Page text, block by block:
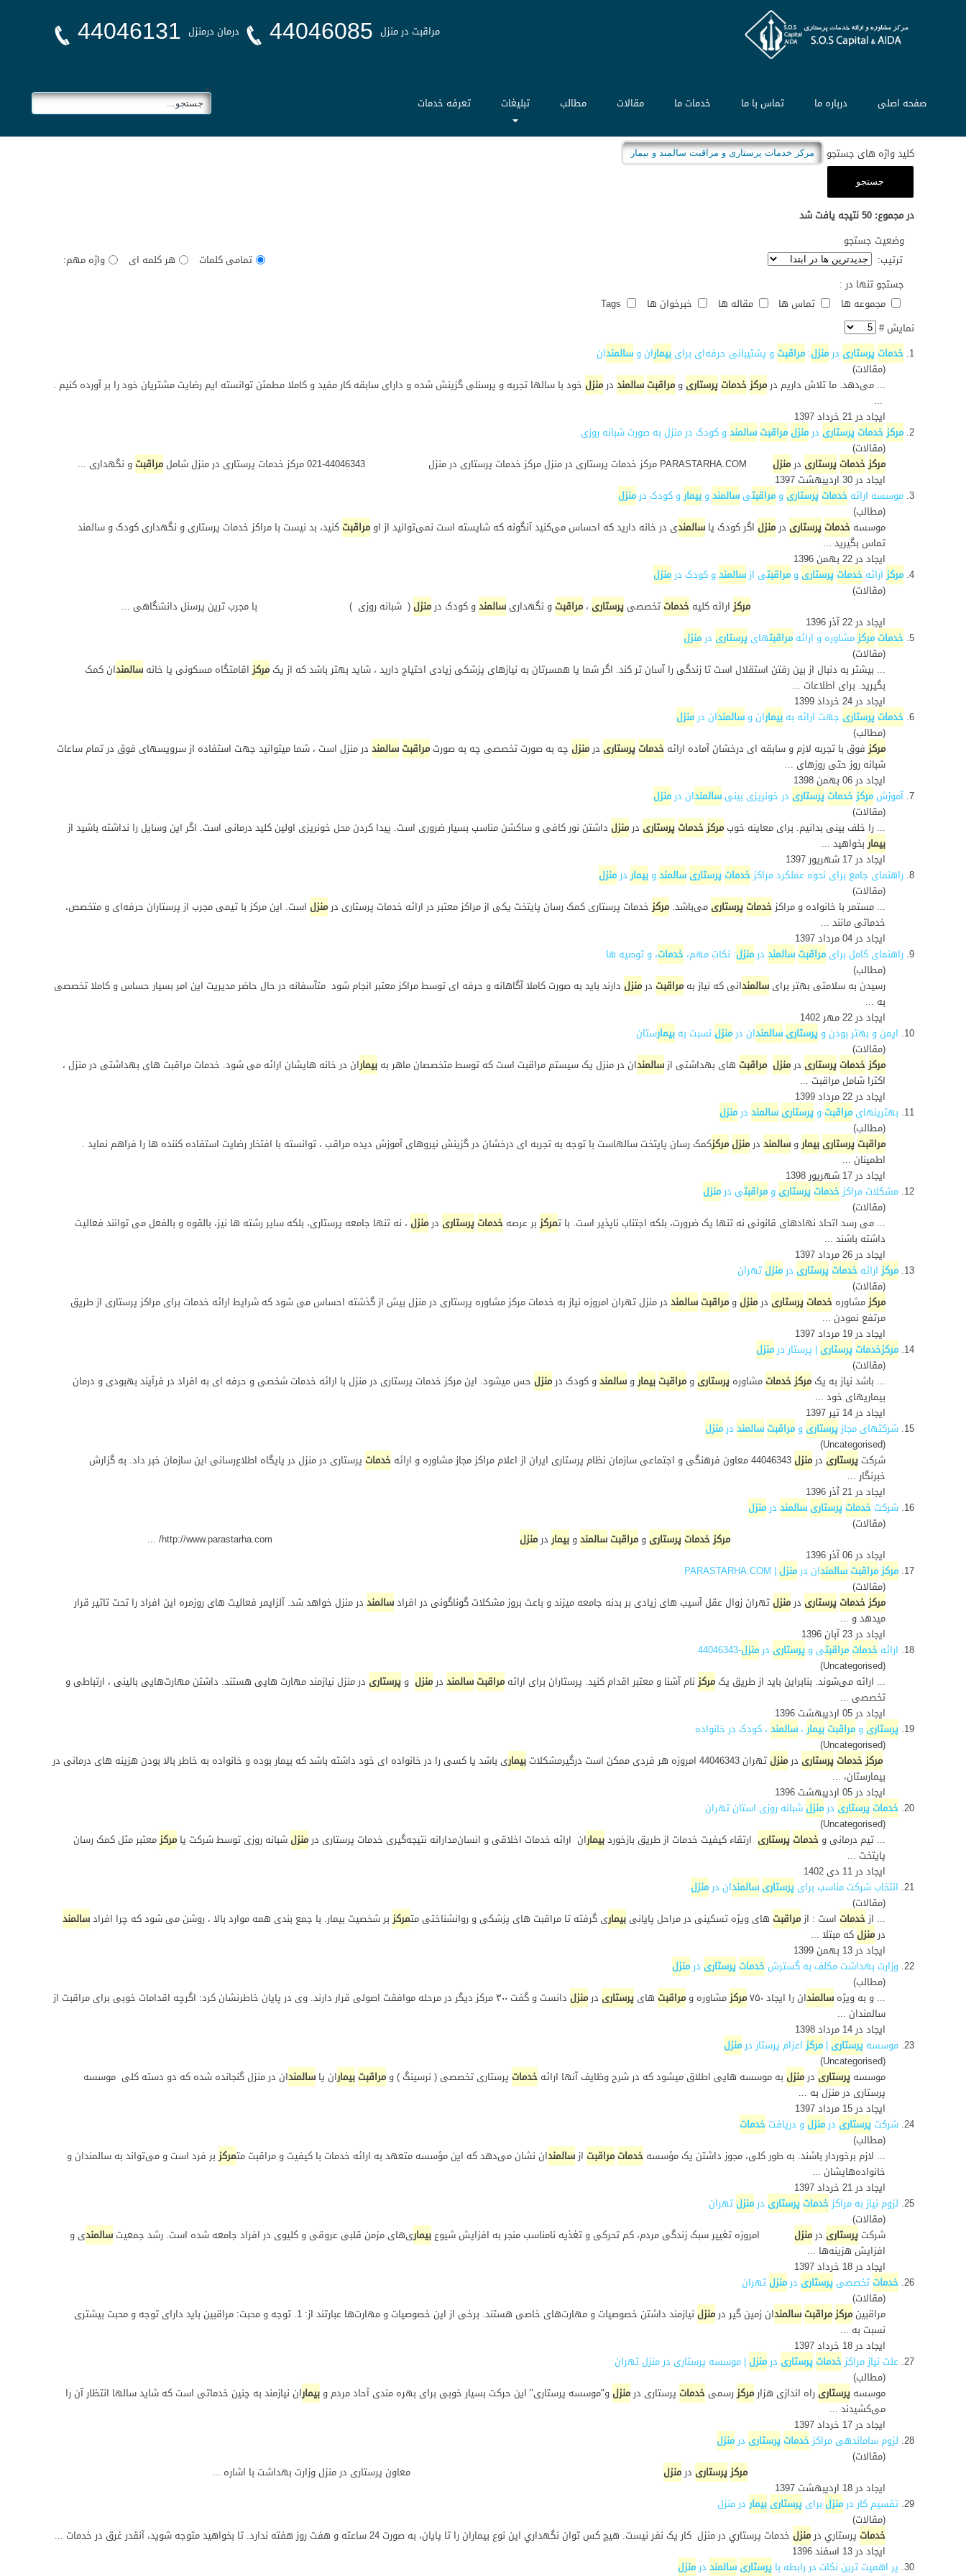
مراقبت در منزل 44046085 درمان درمنزل 44046131
0
صفحه اصلی درباره ما تماس با ما خدمات ما مقالات مطالب تبلیغات تعرفه خدمات
کلید واژه های جستجو
جستجو
در مجموع:50نتیجه یافت شد
وضعیت جستجو
تمامی کلمات
هر کلمه ای واژه مهم:
ترتیب:
جستجو تنها در :
مقاله ها
نمایش #
1. خدماتپرستاری درمنزل:مراقبتو پشتیبانی حرفه‌ای برایبیماران وسالمندان
(مقالات)
... می‌دهد. ما تلاش داریم درمرکزخدمات پرستاری ومراقبت سالمند درمنزل خود با سالها تجربه و پرسنلی گزینش شده و دارای سابقه کار مفید و کاملا مطمئن توانسته ایم رضایت مشتریان خود را بر آورده کنیم .
...
ایجاد در 21 خرداد 1397
2. مرکزخدماتپرستاری درمنزلمراقبتسالمندو کودک در منزل به صورت شبانه روزی
(مقالات)
مرکزخدمات پرستاری درمنزل مراقبت و نگهداری ...
ایجاد در 30 ارديبهشت 1397
3. موسسه ارائهخدماتپرستاریومراقبتیسالمندوبیمارو کودک درمنزل
(مطالب)
موسسهخدمات پرستاری درمنزل اگر کودک یاسالمندی در خانه دارید که احساس می‌کنید آنگونه که شایسته است نمی‌توانید از اومراقبت کنید، بد نیست با مراکز خدمات پرستاری و نگهداری کودک و سالمند
تماس بگیرید ...
ایجاد در 22 بهمن 1396
4. مرکزارائهخدماتپرستاریومراقبتی ازسالمندو کودک درمنزل
(مقالات)
مرکزارائه کلیهخدمات تخصصیپرستاری ،مراقبت و نگهداریسالمندو کودک درمنزل( شبانه روزی ) با مجرب ترین پرسنل دانشگاهی ...
ایجاد در 22 آذر 1396
5. خدماتمرکزمشاوره و ارائهمراقبتهایپرستاری درمنزل
(مقالات)
... بیشتر به دنبال از بین رفتن استقلال است تا زندگی را آسان تر کند. اگر شما یا همسرتان به نیازهای پزشکی زیادی احتیاج دارید ، شاید بهتر باشد که از یکمرکزاقامتگاه مسکونی یا خانهسالمندان کمک
بگیرید. برای اطلاعات ...
ایجاد در 24 خرداد 1399
6. خدماتپرستاری جهت ارائه بهبیماران وسالمندان درمنزل
(مطالب)
مرکزفوق با تجربه لازم و سابقه ای درخشان آماده ارائهخدمات پرستاری درمنزل چه به صورت تخصصی چه به صورتمراقبت سالمند در منزل است ، شما میتوانید جهت استفاده از سرویسهای فوق در تمام ساعات
شبانه روز حتی روزهای ...
ایجاد در 06 بهمن 1398
7. آموزشمرکزخدماتپرستاری در خونریزی بینیسالمندان درمنزل
(مقالات)
... را خلف بینی بدانیم. برای معاینه خوبمرکزخدمات پرستاری درمنزل داشتن نور کافی و ساکشن مناسب بسیار ضروری است. پیدا کردن محل خونریزی اولین کلید درمانی است. اگر این وسایل را نداشته باشید از
بیماربخواهید ...
ایجاد در 17 شهریور 1397
8. راهنمای جامع برای نحوه عملکرد مراکزخدماتپرستاریسالمندوبیماردرمنزل
(مقالات)
... مستمر با خانواده و مراکزخدمات پرستاری می‌باشد.مرکزخدمات پرستاری کمک رسان پایتخت یکی از مراکز معتبر در ارائه خدمات پرستاری درمنزل است. این مرکز با تیمی مجرب از پرستاران حرفه‌ای و متخصص،
خدماتی مانند ...
ایجاد در 04 مرداد 1397
9. راهنمای کامل برایمراقبتسالمند درمنزل: نکات مهم،خدمات، و توصیه ها
(مطالب)
رسیدن به سلامتی بهتر برایسالمندانی که نیاز بهمراقبت درمنزل دارند باید به صورت کاملا آگاهانه و حرفه ای توسط مراکز معتبر انجام شود متآسفانه در حال حاضر مدیریت این امر بسیار حساس و کاملا تخصصی
به ...
ایجاد در 22 مهر 1402
10. ایمن و بهتر بودن وپرستاریسالمندان درمنزل نسبت بهبیمارستان
(مقالات)
مرکزخدمات پرستاری درمنزل مراقبت های بهداشتی ازسالمندان در منزل یک سیستم مراقبت است که توسط متخصصان ماهر بهبیماران در خانه هایشان ارائه می شود. خدمات مراقبت های بهداشتی در منزل ،
اکثرا شامل مراقبت ...
ایجاد در 22 مرداد 1399
11. بهترینهایمراقبتوپرستاریسالمند درمنزل
(مطالب)
مراقبت پرستاری بیماروسالمند درمنزلمرکزکمک رسان پایتخت سالهاست با توجه به تجربه ای درخشان در گزینش نیروهای آموزش دیده مراقب ، توانسته با افتخار رضایت استفاده کننده ها را فراهم نماید .
اطمینان ...
ایجاد در 17 شهریور 1398
12. مشکلات مراکزخدماتپرستاریومراقبتی درمنزل
(مقالات)
... می رسد اتحاد نهادهای قانونی نه تنها یک ضرورت، بلکه اجتناب ناپذیر است. با تمرکزبر عرصهخدمات پرستاری درمنزل ، نه تنها جامعه پرستاری، بلکه سایر رشته ها نیز، بالقوه و بالفعل می توانند فعالیت
داشته باشند ...
ایجاد در 26 مرداد 1397
13. مرکزارائهخدماتپرستاری درمنزلتهران
(مقالات)
مرکزمشاورهخدمات پرستاری درمنزلومراقبت سالمند در منزل تهران امروزه نیاز به خدمات مرکز مشاوره پرستاری در منزل بیش از گذشته احساس می شود که شرایط ارائه خدمات برای مراکز پرستاری از طریق
مرتفع نمودن ...
ایجاد در 19 مرداد 1397
14. مرکزخدماتپرستاری| پرستار درمنزل
(مقالات)
... باشد نیاز به یکمرکزخدمات مشاورهپرستاری ومراقبت بیماروسالمندو کودک درمنزل حس میشود. این مرکز خدمات پرستاری در منزل با ارائه خدمات شخصی و حرفه ای به افراد در فرآیند بهبودی و درمان
بیماریهای خود ...
ایجاد در 14 تیر 1397
15. شرکتهای مجازپرستاریومراقبتسالمند درمنزل
(Uncategorised)
شرکتپرستاری درمنزل44046343 معاون فرهنگی و اجتماعی سازمان نظام پرستاری ایران از اعلام مراكز مجاز مشاوره و ارائه خدمات پرستاری در منزل در پایگاه اطلاع‌رسانی این سازمان خبر داد. به گزارش
خبرنگار ...
ایجاد در 21 آذر 1396
16. شرکتخدماتپرستاریسالمند درمنزل
(مقالات)
مرکزخدمات پرستاری ومراقبت سالمندوبیماردرمنزل
ایجاد در 06 آذر 1396
17. مرکزمراقبتسالمندان درمنزل| PARASTARHA.COM
(مقالات)
مرکزخدمات پرستاری درمنزلتهران زوال عقل آسیب های زیادی بر بدنه جامعه میزند و باعث بروز مشکلات گوناگونی در افرادسالمند در منزل خواهد شد. آلزایمر فعالیت های روزمره این افراد را تحت تاثیر قرار
میدهد و ...
ایجاد در 23 آبان 1396
18. ارائهخدماتمراقبتی وپرستاری درمنزل-44046343
(Uncategorised)
... ارائه می‌شوند. بنابراین باید از طریق یکمرکزنام آشنا و معتبر اقدام کنید. پرستاران برای ارائهمراقبت سالمند درمنزل وپرستاری در منزل نیازمند مهارت هایی هستند. داشتن مهارت‌هایی بالینی ، ارتباطی و
تخصصی ...
ایجاد در 05 ارديبهشت 1396
19. پرستاریومراقبتبیمار،سالمند ، کودک در خانواده
(Uncategorised)
مرکزخدمات پرستاری درمنزلتهران 44046343 امروزه هر فردی ممکن است درگیرمشکلات بیماری باشد یا کسی را در خانواده ای خود داشته باشد که بیمار بوده و خانواده به خاطر بالا بودن هزینه های درمانی در
بیمارستان، ...
ایجاد در 05 ارديبهشت 1396
20. خدماتپرستاری درمنزلشبانه روزی استان تهران
(Uncategorised)
... تیم درمانی وخدمات پرستاری ارتقاء کیفیت خدمات از طریق بازخوردبیماران ارائه خدمات اخلاقی و انسان‌مدارانه نتیجه‌گیری خدمات پرستاری درمنزلشبانه روزی توسط شرکت یامرکزمعتبر مثل کمک رسان
پایتخت ...
ایجاد در 11 دی 1402
21. انتخاب شرکت مناسب برایپرستاریسالمندان درمنزل
(مقالات)
... ازخدمات است : ازمراقبت های ویژه تسکینی در مراحل پایانیبیماری گرفته تا مراقبت های پزشکی و روانشناختی متمرکزبر شخصیت بیمار. با جمع بندی همه موارد بالا ، روشن می شود که چرا افرادسالمند
درمنزلکه مبتلا ...
ایجاد در 13 بهمن 1399
22. وزارت بهداشت مکلف به گسترشخدماتپرستاری درمنزل
(مطالب)
... و به ویژهسالمندان را ایجاد ۷۵۰ مرکزمشاوره ومراقبت هایپرستاری درمنزل
دانست و گفت ۳۰۰ مرکز دیگر در مرحله موافقت اصولی قرار دارند. وی در پایان خاطرنشان کرد: اگرچه اقدامات خوبی برای مراقبت از
سالمندان ...
ایجاد در 14 مرداد 1398
23. موسسهپرستاری|مرکزاعزام پرستار درمنزل
(Uncategorised)
موسسهپرستاری درمنزل به موسسه هایی اطلاق میشود که در شرح وظایف آنها ارائهخدمات پرستاری تخصصی ( نرسینگ ) ومراقبت بیماران یاسالمندان در منزل گنجانده شده که دو دسته کلی موسسه
پرستاری در منزل به ...
ایجاد در 15 مرداد 1397
24. شرکتپرستاری درمنزلو دریافتخدمات
(مطالب)
... لازم برخوردار باشند. به طور کلی، مجوز داشتن یک مؤسسهخدمات مراقبت ازسالمندان نشان می‌دهد که این مؤسسه متعهد به ارائه خدمات با کیفیت و مراقبت متمرکزبر فرد است و می‌تواند به سالمندان و
خانواده‌هایشان ...
ایجاد در 21 خرداد 1397
25. لزوم نیاز به مراکزخدماتپرستاری درمنزلتهران
(مقالات)
شرکتپرستاری درمنزل امروزه تغییر سبک زندگی مردم، کم تحرکی و تغذیه نامناسب منجر به افزایش شیوعبیماری‌های مزمن قلبی عروقی و کلیوی در افراد جامعه شده است. رشد جمعیتسالمندی و
افزایش هزینه‌ها ...
ایجاد در 18 خرداد 1397
26. خدماتتخصصیپرستاری درمنزلتهران
(مقالات)
مراقبینمرکزمراقبت سالمندان زمین گیر درمنزل
نیازمند داشتن خصوصیات و مهارت‌های خاصی هستند. برخی از این خصوصیات و مهارت‌ها عبارتند از: 1. توجه و محبت: مراقبین باید دارای توجه و محبت بیشتری
نسبت به ...
ایجاد در 18 خرداد 1397
27. علت نیاز مراکزخدماتپرستاری درمنزل| موسسه پرستاری در منزل تهران
(مطالب)
موسسهپرستاری راه اندازی هزارمرکزرسمیخدمات پرستاری درمنزلو"موسسه پرستاری" این حرکت بسیار خوبی برای بهره مندی آحاد مردم وبیماران نیازمند به چنین خدماتی است که شاید سالها انتظار آن را
می‌کشیدند ...
ایجاد در 17 خرداد 1397
28. لزوم ساماندهی مراکزخدماتپرستاری درمنزل
(مقالات)
مرکزپرستاری درمنزل معاون پرستاری در منزل وزارت بهداشت با اشاره ...
ایجاد در 18 ارديبهشت 1397
29. تقسیم کار درمنزل برایپرستاریبیماردر منزل
(مقالات)
خدمات پرستاري درمنزل خدمات پرستاري در منزل کار يک نفر نيست. هيچ کس توان نگهداري اين نوع بيماران را تا پايان، به صورت 24 ساعته و هفت روز هفته ندارد. تا بخواهيد متوجه شويد، آنقدر غرق در خدمات ...
ایجاد در 13 اسفند 1396
30. پر اهمیت ترین نکات در رابطه باپرستاریسالمند درمنزل